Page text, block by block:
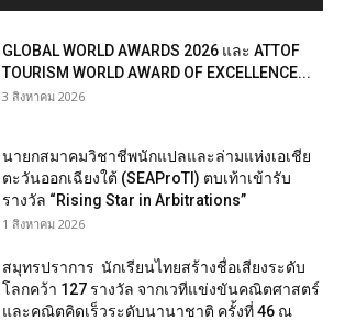
GLOBAL WORLD AWARDS 2026 และ ATTOF
TOURISM WORLD AWARD OF EXCELLENCE...
3 สิงหาคม 2026
นายกสมาคมวิชาชีพนักแปลและล่ามแห่งเอเชีย
ตะวันออกเฉียงใต้ (SEAProTI) ตบเท้าเข้ารับ
รางวัล “Rising Star in Arbitrations”
1 สิงหาคม 2026
สมุทรปราการ นักเรียนไทยสร้างชื่อเสียงระดับ
โลกคว้า 127 รางวัล จากเวทีแข่งขันคณิตศาสตร์
และคณิตคิดเร็วระดับนานาชาติ ครั้งที่ 46 ณ